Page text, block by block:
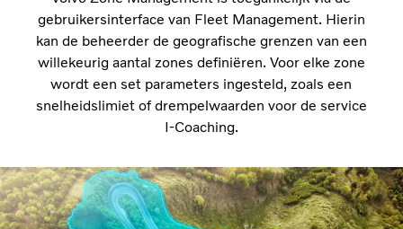
gebruikersinterface van Fleet Management. Hierin
kan de beheerder de geografische grenzen van een
willekeurig aantal zones definiëren. Voor elke zone
wordt een set parameters ingesteld, zoals een
snelheidslimiet of drempelwaarden voor de service
I-Coaching.